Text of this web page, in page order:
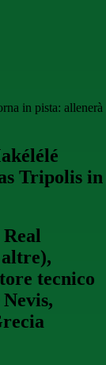
in pista: allenerà
Tripolis in
tecnico